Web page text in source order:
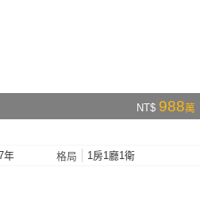
NT$ 988萬
年 格局 1房1廳1衛